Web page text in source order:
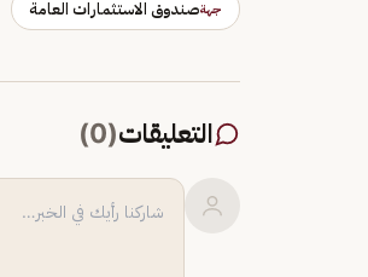
جهةصندوق الاستثمارات العامة
التعليقات(
0
)